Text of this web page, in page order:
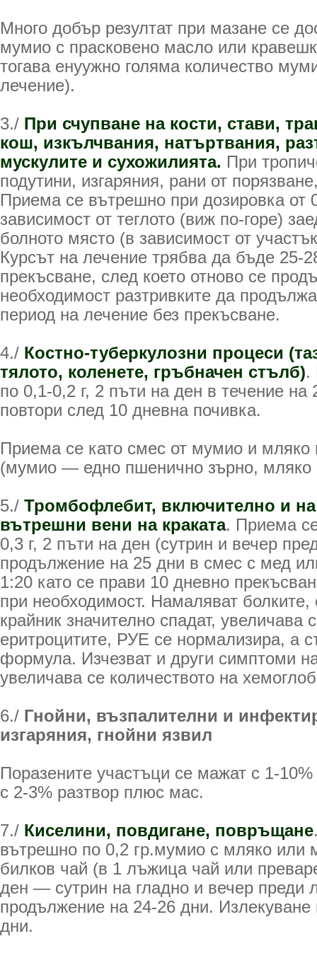
Много добър резултат при мазане се
мумио с прасковено масло или
тогава енуужно голяма количество
лечение).
3./ При счупване на кости, стави,
кош, изкълчвания, натъртвания,
мускулите и сухожилията. При
подутини, изгаряния, рани от
Приема се вътрешно при дозировка от
зависимост от теглото (виж по-горе)
болното място (в зависимост от
Курсът на лечение трябва да бъде 25-
прекъсване, след което отново се
необходимост разтривките да
период на лечение без прекъсване.
4./ Костно-туберкулозни процеси
тялото, коленете, гръбначен стълб).
по 0,1-0,2 г, 2 пъти на ден в течение на
повтори след 10 дневна почивка.
Приема се като смес от мумио и мляко
(мумио — едно пшенично зърно, мляко
5./ Тромбофлебит, включително и
вътрешни вени на краката. Приема
0,3 г, 2 пъти на ден (сутрин и вечер
продължение на 25 дни в смес с мед
1:20 като се прави 10 дневно
при необходимост. Намаляват болките,
крайник значително спадат, увеличава
еритроцитите, РУЕ се нормализира, а
формула. Изчезват и други симптоми
увеличава се количеството на
6./ Гнойни, възпалителни и
изгаряния, гнойни язвил
Поразените участъци се мажат с 1-
с 2-3% разтвор плюс мас.
7./ Киселини, повдигане, повръщане
вътрешно по 0,2 гр.мумио с мляко или
билков чай (в 1 лъжица чай или
ден — сутрин на гладно и вечер преди
продължение на 24-26 дни. Излекуване
дни.